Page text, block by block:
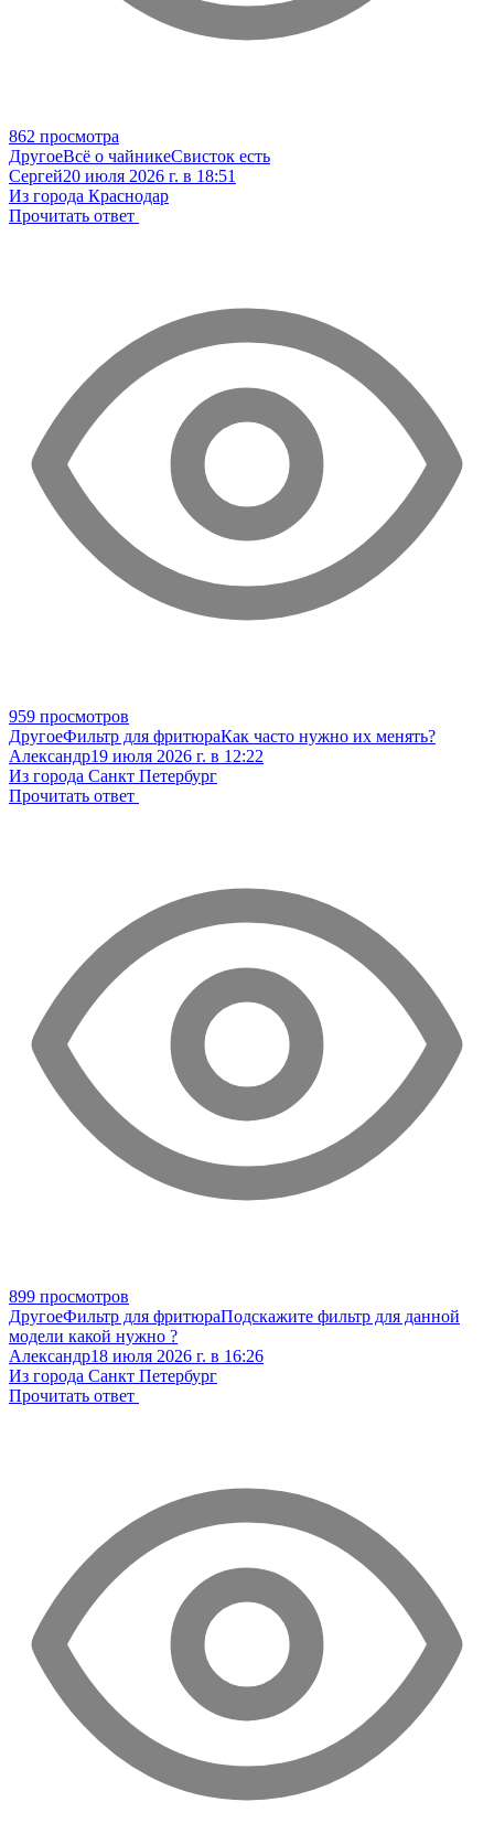
862 просмотра
ДругоеВсё о чайникеСвисток есть
Сергей20 июля 2026 г. в 18:51
Из города Краснодар
Прочитать ответ
959 просмотров
ДругоеФильтр для фритюраКак часто нужно их менять?
Александр19 июля 2026 г. в 12:22
Из города Санкт Петербург
Прочитать ответ
899 просмотров
ДругоеФильтр для фритюраПодскажите фильтр для данной
модели какой нужно ?
Александр18 июля 2026 г. в 16:26
Из города Санкт Петербург
Прочитать ответ